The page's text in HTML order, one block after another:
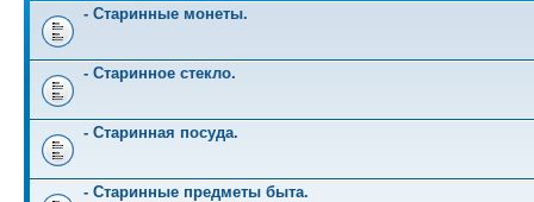
- Старинные монеты.
- Старинное стекло.
- Старинная посуда.
- Старинные предметы быта.